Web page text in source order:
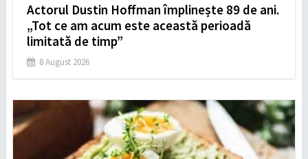
Actorul Dustin Hoffman împlinește 89 de ani.
„Tot ce am acum este această perioadă
limitată de timp”
8 August 2026